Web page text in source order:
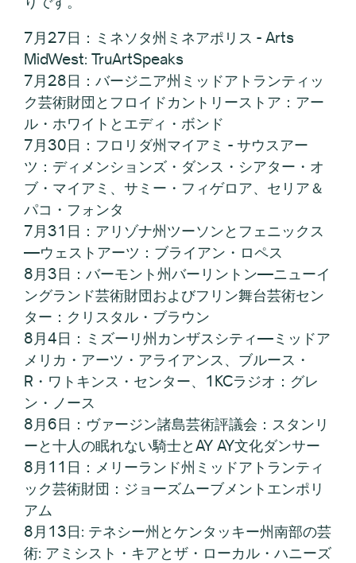
7月27日：ミネソタ州ミネアポリス - Arts
MidWest: TruArtSpeaks
7月28日：バージニア州ミッドアトランティッ
ク芸術財団とフロイドカントリーストア：アー
ル・ホワイトとエディ・ボンド
7月30日：フロリダ州マイアミ - サウスアー
ツ：ディメンションズ・ダンス・シアター・オ
ブ・マイアミ、サミー・フィゲロア、セリア＆
パコ・フォンタ
7月31日：アリゾナ州ツーソンとフェニックス
—ウェストアーツ：ブライアン・ロペス
8月3日：バーモント州バーリントン—ニューイ
ングランド芸術財団およびフリン舞台芸術セン
ター：クリスタル・ブラウン
8月4日：ミズーリ州カンザスシティ—ミッドア
メリカ・アーツ・アライアンス、ブルース・
R・ワトキンス・センター、1KCラジオ：グレ
ン・ノース
8月6日：ヴァージン諸島芸術評議会：スタンリ
ーと十人の眠れない騎士とAY AY文化ダンサー
8月11日：メリーランド州ミッドアトランティ
ック芸術財団：ジョーズムーブメントエンポリ
アム
8月13日: テネシー州とケンタッキー州南部の芸
術: アミシスト・キアとザ・ローカル・ハニーズ